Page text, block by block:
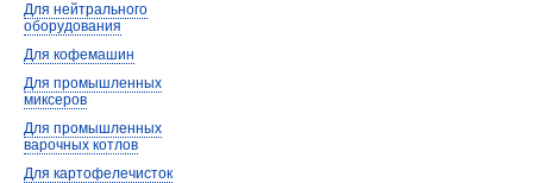
Для нейтрального
оборудования
Для кофемашин
Для промышленных
миксеров
Для промышленных
варочных котлов
Для картофелечисток